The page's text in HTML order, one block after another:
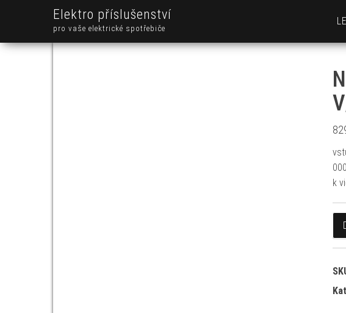
Elektro příslušenství
pro vaše elektrické spotřebiče
k